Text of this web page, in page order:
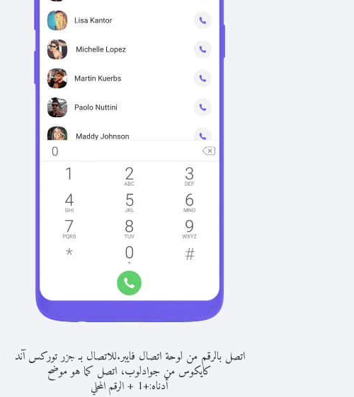
اتصل بالرقم من لوحة اتصال فايبر.للاتصال بـ جزر توركس آند
كايكوس من جوادلوب، اتصل كما هو موضح
أدناه:+
1
+الرقم المحلي